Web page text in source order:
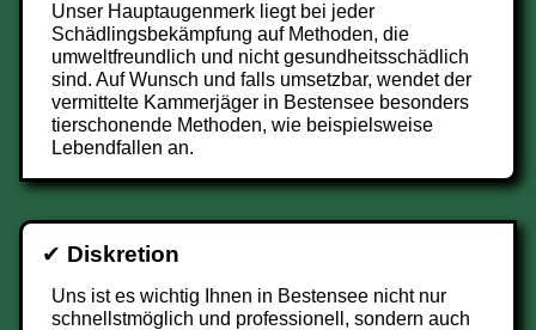
Unser Hauptaugenmerk liegt bei jeder
Schädlingsbekämpfung auf Methoden, die
umweltfreundlich und nicht gesundheitsschädlich
sind. Auf Wunsch und falls umsetzbar, wendet der
vermittelte Kammerjäger in Bestensee besonders
tierschonende Methoden, wie beispielsweise
Lebendfallen an.
✔ Diskretion
Uns ist es wichtig Ihnen in Bestensee nicht nur
schnellstmöglich und professionell, sondern auch